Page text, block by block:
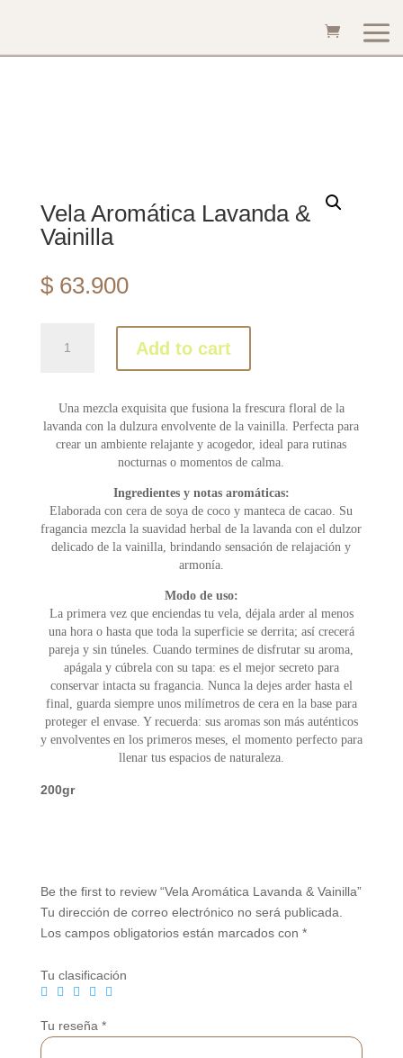
Vela Aromática Lavanda &
Vainilla
$63.900
Aromática
Vainilla
Add to cart
Una mezcla exquisita que fusiona la frescura floral de la
lavanda con la dulzura envolvente de la vainilla. Perfecta para
crear un ambiente relajante y acogedor, ideal para rutinas
nocturnas o momentos de calma.
Ingredientes y notas aromáticas:
Elaborada con cera de soya de coco y manteca de cacao. Su
fragancia mezcla la suavidad herbal de la lavanda con el dulzor
delicado de la vainilla, brindando sensación de relajación y
armonía.
Modo de uso:
La primera vez que enciendas tu vela, déjala arder al menos
una hora o hasta que toda la superficie se derrita; así crecerá
pareja y sin túneles. Cuando termines de disfrutar su aroma,
apágala y cúbrela con su tapa: es el mejor secreto para
conservar intacta su fragancia. Nunca la dejes arder hasta el
final, guarda siempre unos milímetros de cera en la base para
proteger el envase. Y recuerda: sus aromas son más auténticos
y envolventes en los primeros meses, el momento perfecto para
llenar tus espacios de naturaleza.
200gr
Be the first to review “Vela Aromática Lavanda & Vainilla”
Tu dirección de correo electrónico no será publicada.
Los campos obligatorios están marcados con *
Tu clasificación
Tu reseña *